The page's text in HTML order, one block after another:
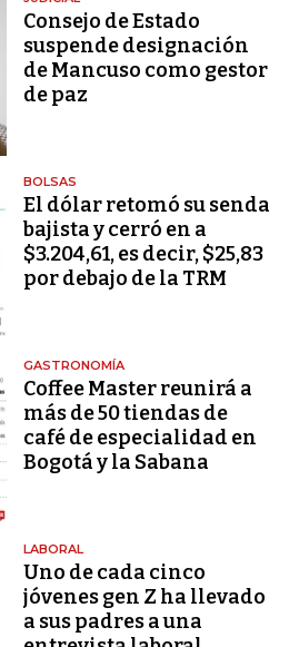
Consejo de Estado
suspende designación
de Mancuso como gestor
de paz
BOLSAS
El dólar retomó su senda
bajista y cerró en a
$3.204,61, es decir, $25,83
por debajo de la TRM
GASTRONOMÍA
Coffee Master reunirá a
más de 50 tiendas de
café de especialidad en
Bogotá y la Sabana
LABORAL
Uno de cada cinco
jóvenes gen Z ha llevado
a sus padres a una